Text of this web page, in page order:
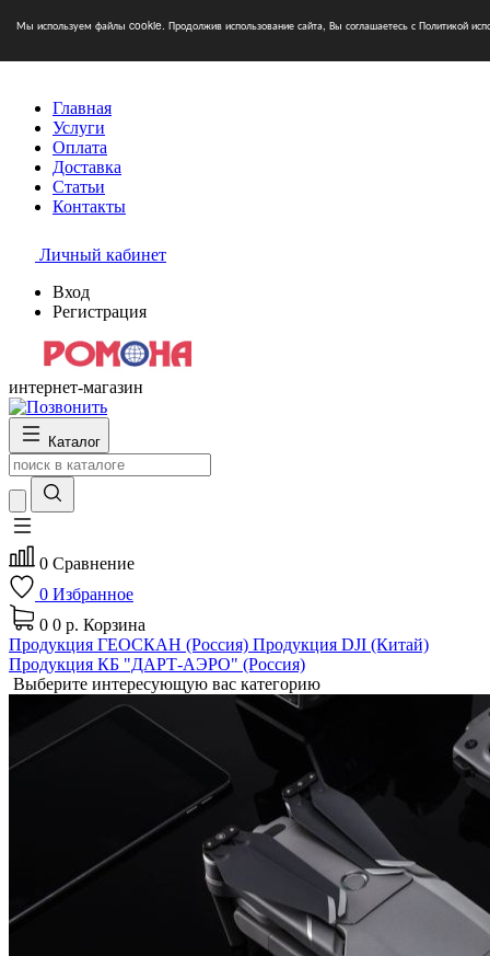
Мы используем файлы cookie. Продолжив использование сайта, Вы соглашаетесь с Политикой
Главная
Услуги
Оплата
Доставка
Статьи
Контакты
Личный кабинет
Вход
Регистрация
интернет-магазин
Каталог
0 Сравнение
0 Избранное
0 0 р. Корзина
Продукция ГЕОСКАН (Россия) Продукция DJI (Китай)
Продукция КБ "ДАРТ-АЭРО" (Россия)
Выберите интересующую вас категорию